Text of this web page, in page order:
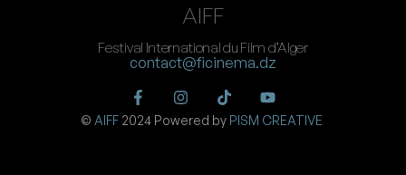
AIFF
Festival International du Film d’Alger
contact@ficinema.dz
© AIFF 2024 Powered by PISM CREATIVE